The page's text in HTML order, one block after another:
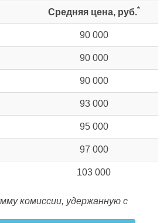
Средняя цена, руб.*
90 000
90 000
90 000
93 000
95 000
97 000
103 000
комиссии, удержанную с